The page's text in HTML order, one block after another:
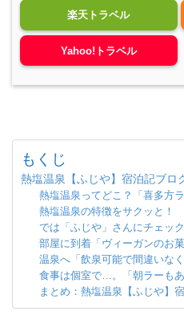
楽天トラベル
Yahoo!トラベル
もくじ
熱塩温泉【ふじや】宿泊記ブロ
熱塩温泉ってどこ？「喜多方ラ
熱塩温泉の特徴をサクッと！
では「ふじや」さんにチェック
部屋に到着「ヴィーガンのお菓
温泉へ「飲泉可能で間違いなく
食事は個室で…。「朝ラーもあ
まとめ：熱塩温泉【ふじや】